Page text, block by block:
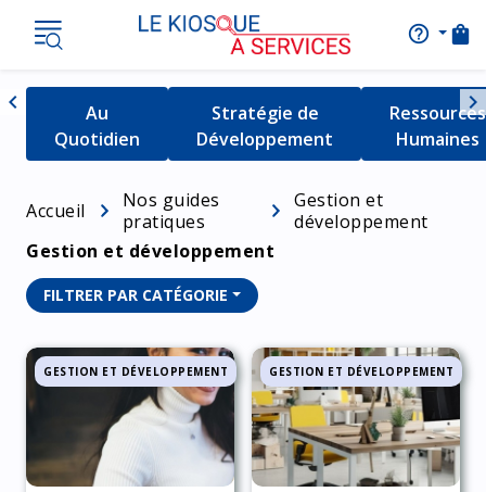
help_outline AIDE
shopping_bag
chevron_left
Naviguer vers la gauche
Détail de la catégorie
Au
Quotidien
Détail de la catégorie
Stratégie de
Développement
Détail de
Ressources
Humaines
chevron_right
Accueil
Nos guides
pratiques
Gestion et
développement
Gestion et développement
FILTRER PAR CATÉGORIE
GESTION ET DÉVELOPPEMENT GESTION ET DÉVELOPPEMENT